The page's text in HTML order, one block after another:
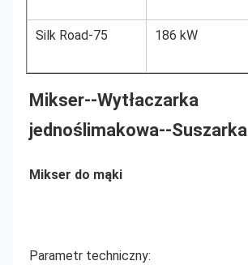
Silk Road-75 186 kW
Mikser--Wytłaczarka
jednoślimakowa--Suszarka
Mikser do mąki
Parametr techniczny: